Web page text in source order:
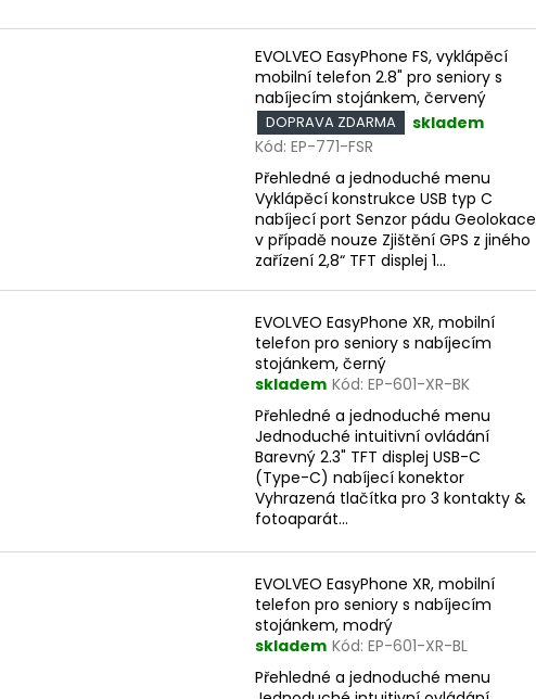
EVOLVEO EasyPhone FS, vyklápěcí
mobilní telefon 2.8" pro seniory s
nabíjecím stojánkem, červený
DOPRAVA ZDARMA
skladem
Kód: EP-771-FSR
Přehledné a jednoduché menu
Vyklápěcí konstrukce USB typ C
nabíjecí port Senzor pádu Geolokace
v případě nouze Zjištění GPS z jiného
zařízení 2,8“ TFT displej 1...
EVOLVEO EasyPhone XR, mobilní
telefon pro seniory s nabíjecím
stojánkem, černý
skladem Kód: EP-601-XR-BK
Přehledné a jednoduché menu
Jednoduché intuitivní ovládání
Barevný 2.3" TFT displej USB-C
(Type-C) nabíjecí konektor
Vyhrazená tlačítka pro 3 kontakty &
fotoaparát...
EVOLVEO EasyPhone XR, mobilní
telefon pro seniory s nabíjecím
stojánkem, modrý
skladem Kód: EP-601-XR-BL
Přehledné a jednoduché menu